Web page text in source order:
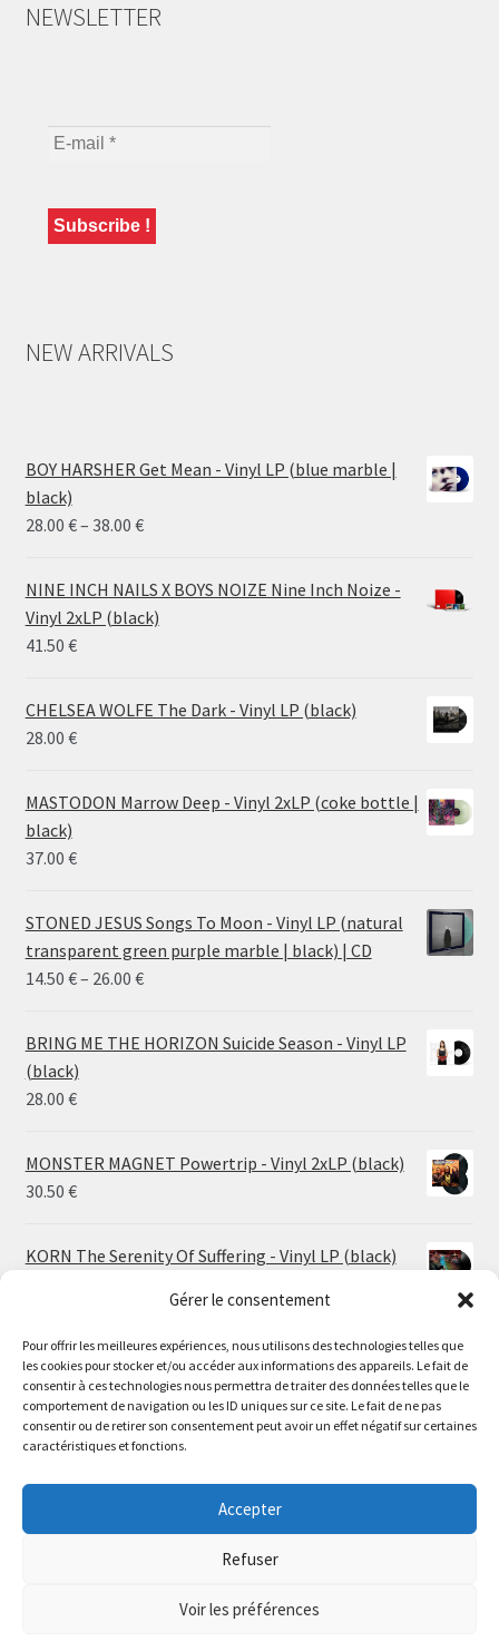
Gérer le consentement
Pour offrir les meilleures expériences, nous utilisons des technologies telles que
les cookies pour stocker et/ou accéder aux informations des appareils. Le fait de
consentir à ces technologies nous permettra de traiter des données telles que le
comportement de navigation ou les ID uniques sur ce site. Le fait de ne pas
consentir ou de retirer son consentement peut avoir un effet négatif sur certaines
caractéristiques et fonctions.
Accepter
Refuser
Voir les préférences
Le magasin de Lyon sera fermé du 30 juillet au 17 août
inclus. Les commandes seront expédiées à partir du 18
The physical record shop will be closed from july 30th to
august 17th included. Online orders will start shipping on
august 18th.
NEWSLETTER
NEW ARRIVALS
BOY HARSHER Get Mean - Vinyl LP (blue marble |
black)
28.00 €– 38.00 €Price
28.00 €
through
NINE INCH NAILS X BOYS NOIZE Nine Inch Noize -
Vinyl 2xLP (black)
41.50 €
CHELSEA WOLFE The Dark - Vinyl LP (black)
28.00 €
MASTODON Marrow Deep - Vinyl 2xLP (coke bottle |
black)
37.00 €
STONED JESUS Songs To Moon - Vinyl LP (natural
transparent green purple marble | black) | CD
14.50 €– 26.00 €Price
14.50 €
BRING ME THE HORIZON Suicide Season - Vinyl LP
(black)
28.00 €
MONSTER MAGNET Powertrip - Vinyl 2xLP (black)
30.50 €
KORN The Serenity Of Suffering - Vinyl LP (black)
HO99O9 Tomorrow We Escape - Vinyl LP (picture
disc)
25.00€
through